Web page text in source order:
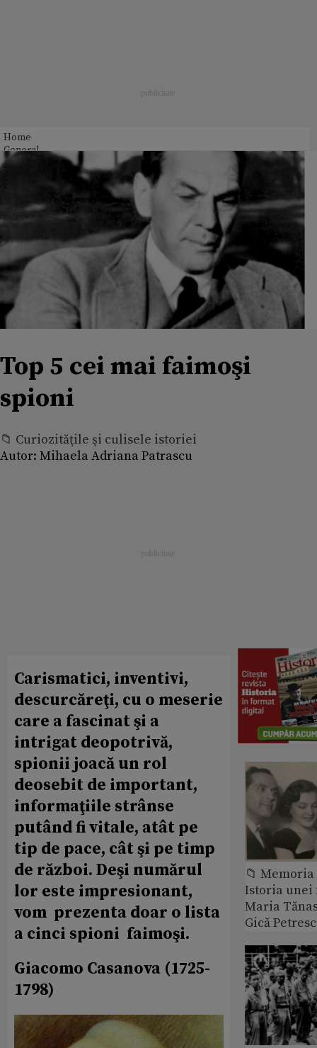
Home
General
Top 5 cei mai faimoşi
spioni
📁 Curiozităţile şi culisele istoriei
Autor: Mihaela Adriana Patrascu
Carismatici, inventivi,
descurcăreţi, cu o meserie
care a fascinat şi a
intrigat deopotrivă,
spionii joacă un rol
deosebit de important,
informaţiile strânse
putând fi vitale, atât pe
tip de pace, cât şi pe timp
de război. Deşi numărul
lor este impresionant,
vom prezenta doar o lista
a cinci spioni faimoşi.
Giacomo Casanova (1725-
1798)
📁
Istoria
Maria
Gică